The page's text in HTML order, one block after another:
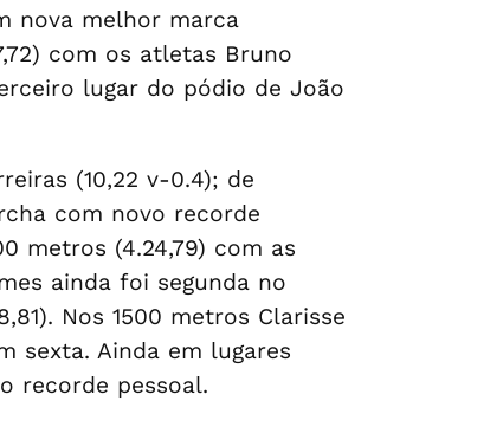
nova melhor marca
com os atletas Bruno
lugar do pódio de João
(10,22 v-0.4); de
com novo recorde
metros (4.24,79) com as
ainda foi segunda no
Nos 1500 metros Clarisse
sexta. Ainda em lugares
recorde pessoal.